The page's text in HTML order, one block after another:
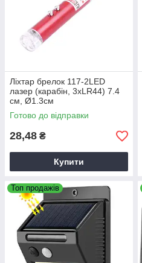
Ліхтар брелок 117-2LED
лазер (карабін, 3xLR44) 7.4
см, Ø1.3см
Готово до відправки
28,48 ₴
Купити
Топ продажів